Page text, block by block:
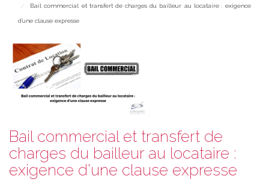
Bail commercial et transfert de charges du bailleur au locataire : exigence
d'une clause expresse
Bail commercial et transfert de
charges du bailleur au locataire :
exigence d'une clause expresse